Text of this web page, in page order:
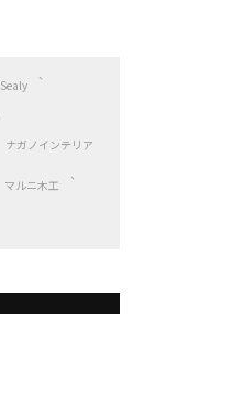
Sealy
ナガノインテリア
マルニ木工